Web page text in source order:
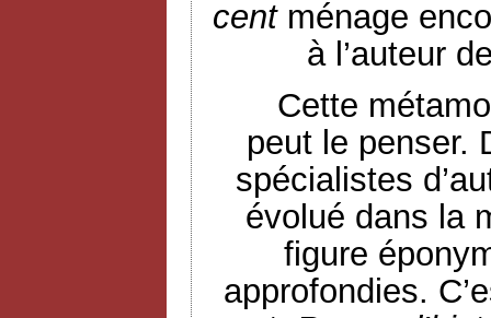
centménage
à l’auteur
Cette
peut le penser.
spécialistes
évolué dans la
figure
approfondies.